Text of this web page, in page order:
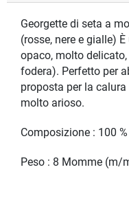
Georgette di seta a
(rosse, nere e gialle)
opaco, molto
fodera). Perfetto per
proposta per la
molto arioso.
Composizione : 100
Peso : 8 Momme (m/